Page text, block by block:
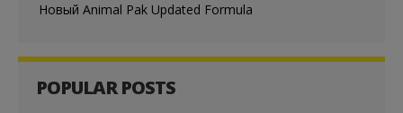
Новый Animal Pak Updated Formula
POPULAR POSTS